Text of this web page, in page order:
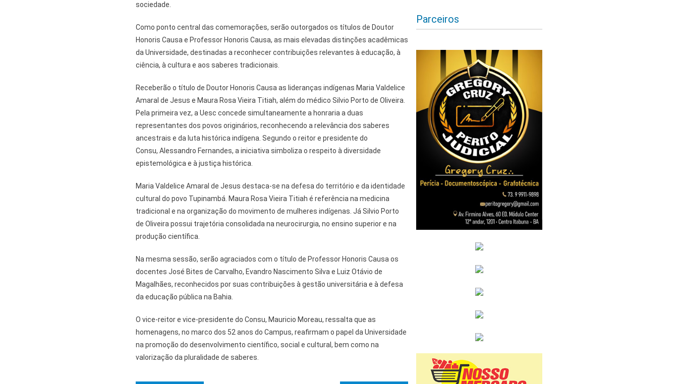
sociedade.
Como ponto central das comemorações, serão outorgados os títulos de Doutor
Honoris Causa e Professor Honoris Causa, as mais elevadas distinções acadêmicas
da Universidade, destinadas a reconhecer contribuições relevantes à educação, à
ciência, à cultura e aos saberes tradicionais.
Receberão o título de Doutor Honoris Causa as lideranças indígenas Maria Valdelice
Amaral de Jesus e Maura Rosa Vieira Titiah, além do médico Silvio Porto de Oliveira.
Pela primeira vez, a Uesc concede simultaneamente a honraria a duas
representantes dos povos originários, reconhecendo a relevância dos saberes
ancestrais e da luta histórica indígena. Segundo o reitor e presidente do
Consu, Alessandro Fernandes, a iniciativa simboliza o respeito à diversidade
epistemológica e à justiça histórica.
Maria Valdelice Amaral de Jesus destaca-se na defesa do território e da identidade
cultural do povo Tupinambá. Maura Rosa Vieira Titiah é referência na medicina
tradicional e na organização do movimento de mulheres indígenas. Já Silvio Porto
de Oliveira possui trajetória consolidada na neurocirurgia, no ensino superior e na
produção científica.
Na mesma sessão, serão agraciados com o título de Professor Honoris Causa os
docentes José Bites de Carvalho, Evandro Nascimento Silva e Luiz Otávio de
Magalhães, reconhecidos por suas contribuições à gestão universitária e à defesa
da educação pública na Bahia.
O vice-reitor e vice-presidente do Consu, Mauricio Moreau, ressalta que as
homenagens, no marco dos 52 anos do Campus, reafirmam o papel da Universidade
na promoção do desenvolvimento científico, social e cultural, bem como na
valorização da pluralidade de saberes.
Parceiros